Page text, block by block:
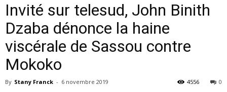
Invité sur telesud, John Binith
Dzaba dénonce la haine
viscérale de Sassou contre
Mokoko
By Stany Franck - 6 novembre 2019 0
4556